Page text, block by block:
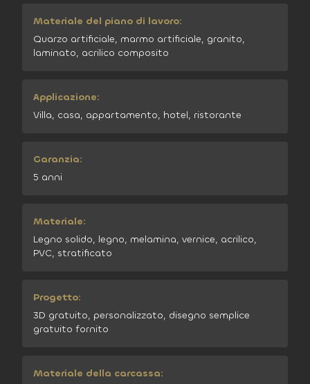
Materiale del piano di lavoro:
Quarzo artificiale, marmo artificiale, granito,
laminato, acrilico composito
Applicazione:
Villa, casa, appartamento, hotel, ristorante
Garanzia:
5 anni
Materiale:
Legno solido, legno, melamina, vernice, acrilico,
PVC, stratificato
Progetto:
3D gratuito, personalizzato, disegno semplice
gratuito fornito
Materiale della carcassa: